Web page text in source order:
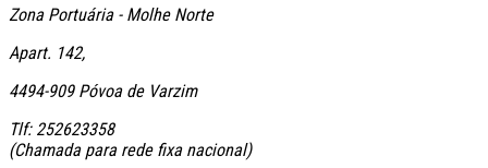
Zona Portuária - Molhe Norte
Apart. 142,
4494-909 Póvoa de Varzim
Tlf: 252623358
(Chamada para rede fixa nacional)